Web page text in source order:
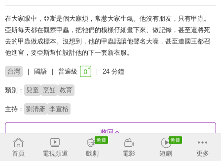
在大家眼中，亞斯是個大麻煩，常惹大家生氣。他沒有朋友，只有甲蟲。
亞斯每天都在觀察甲蟲，把牠們的模樣仔細畫下來、做記錄，甚至還將死
去的甲蟲做成標本。沒想到，他的甲蟲話讓他聲名大噪，甚至連國王都召
他進宮，要亞斯幫忙設計他的下一套新衣服。
台灣 國語 普遍級 24 分鐘
類別： 兒童 烹飪 教育
主持： 劉清彥 李宣榕
收回
首頁 電視頻道 戲劇 電影 短劇 更多